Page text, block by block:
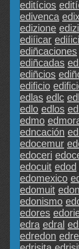
editícios
edivenca
edizione
ediíicar
ediñcaciones
ediñcadas
ediñcios
ediﬁcio
edlas edlc
edlo edlos
edmo
edncación
edocemur
edoceri
edocuit edod
edomexico
edomuit edon
edonismo
edores
edra edral
edredon